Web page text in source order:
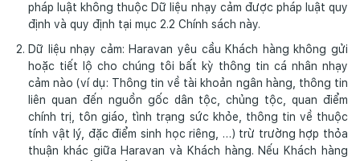
pháp luật không thuộc Dữ liệu nhạy cảm được pháp luật quy
định và quy định tại mục 2.2 Chính sách này.
Dữ liệu nhạy cảm: Haravan yêu cầu Khách hàng không gửi
hoặc tiết lộ cho chúng tôi bất kỳ thông tin cá nhân nhạy
cảm nào (ví dụ: Thông tin về tài khoản ngân hàng, thông tin
liên quan đến nguồn gốc dân tộc, chủng tộc, quan điểm
chính trị, tôn giáo, tình trạng sức khỏe, thông tin về thuộc
tính vật lý, đặc điểm sinh học riêng, …) trừ trường hợp thỏa
thuận khác giữa Haravan và Khách hàng. Nếu Khách hàng